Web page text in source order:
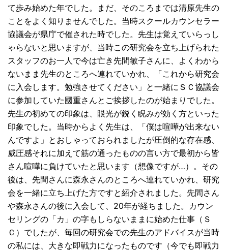
て歩み始めた年でした。まだ、そのころまでは清原先生の
ことをよく知りませんでした。当時スクールカウンセラー
協議会が県庁で催された時でした。先生は覚えていらっし
ゃらないと思いますが、当時この研究会を立ち上げられた
スタッフのお一人で今は亡き先間敏子さんに、よくわから
ないまま先生のところへ連れていかれ、「これから研究会
に入会します。勉強させてください」と一緒にＳＣ協議会
に参加していた國重さんとご挨拶したのが始まりでした。
先生の初めての印象は、眼光が鋭く睨みが効く方といった
印象でした。当時からよく先生は、「僕は喧嘩が出来ない
んですよ」とおしゃっておられましたが圧倒的な存在感、
威圧感それに加えて筋の通ったものの言い方で最初から皆
さん喧嘩に負けていたと思います（想像ですが…）。その
後は、先間さんに森永さんのところへ連れていかれ、研究
会を一緒に立ち上げた方ですと紹介されました。先間さん
や森永さんの後に入会して、20年が経ちました。カウン
セリングの「カ」の字もしらないままに始めた仕事（Ｓ
Ｃ）でしたが、毎回の研究会での先生のアドバイスが当時
の私には、大きな即戦力になったものです（今でも即戦力